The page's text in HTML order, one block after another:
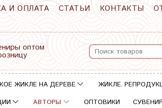
И ОПЛАТА СТАТЬИ КОНТАКТЫ
оптом
ЖИКЛЕ НА ДЕРЕВЕ ЖИКЛЕ.
АВТОРЫ ОПТОВИКИ